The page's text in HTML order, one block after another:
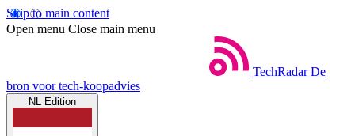
Skip to main content
Open menu Close main menu
TechRadar De
bron voor tech-koopadvies
NL Edition